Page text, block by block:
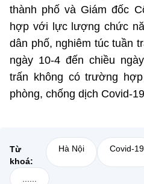
thành phố và Giám đốc
hợp với lực lượng chức
dân phố, nghiêm túc tuần
ngày 10-4 đến chiều
trấn không có trường
phòng, chống dịch Covid-
Từ
khoá:
Hà Nội Covid-19
......